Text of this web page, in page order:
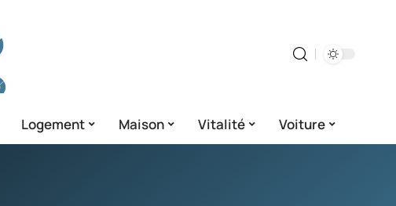
Logement Maison Vitalité Voiture